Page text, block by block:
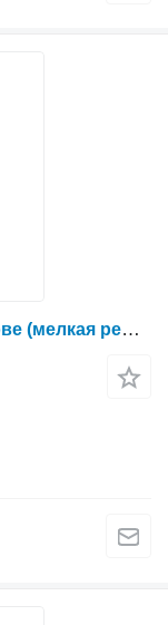
Подбарабанье PW Group -1-е зернове (мелкая решітка) 430960A1 для зерноуборочного комбайна Case IH 2366